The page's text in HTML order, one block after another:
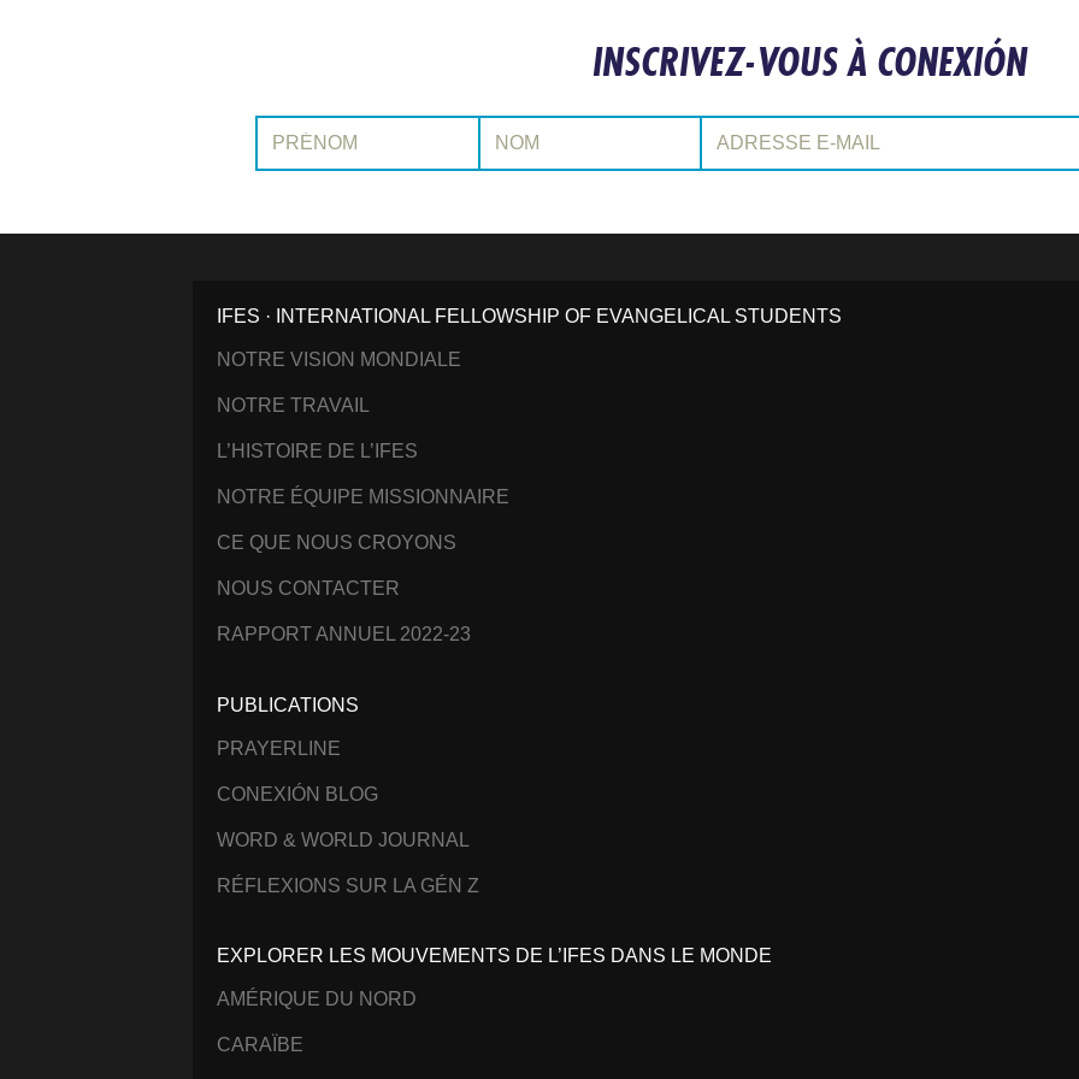
INSCRIVEZ-VOUS À CONEXIÓN
Prénom: Nom: Adresse e-mail:
IFES · INTERNATIONAL FELLOWSHIP OF EVANGELICAL STUDENTS
NOTRE VISION MONDIALE
NOTRE TRAVAIL
L’HISTOIRE DE L’IFES
NOTRE ÉQUIPE MISSIONNAIRE
CE QUE NOUS CROYONS
NOUS CONTACTER
RAPPORT ANNUEL 2022-23
PUBLICATIONS
PRAYERLINE
CONEXIÓN BLOG
WORD & WORLD JOURNAL
RÉFLEXIONS SUR LA GÉN Z
EXPLORER LES MOUVEMENTS DE L’IFES DANS LE MONDE
AMÉRIQUE DU NORD
CARAÏBE